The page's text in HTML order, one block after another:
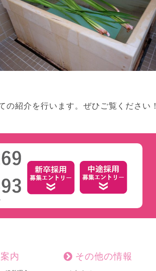
紹介を行います。ぜひご覧ください！
内 その他の情報